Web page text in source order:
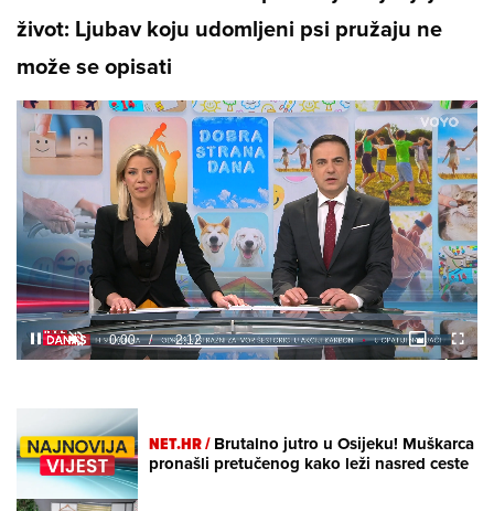
život: Ljubav koju udomljeni psi pružaju ne
može se opisati
Unmute /
Loaded:
11.14%
NET.HR /Brutalno jutro u Osijeku! Muškarca
pronašli pretučenog kako leži nasred ceste